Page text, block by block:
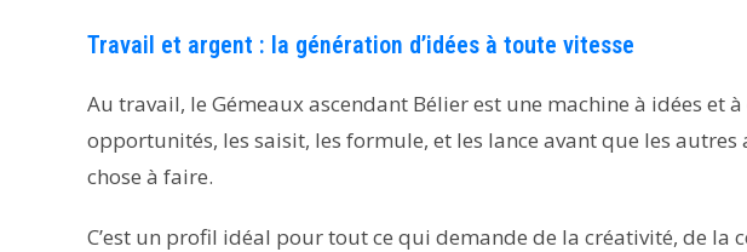
Travail et argent : la génération d’idées à toute vitesse
Au travail, le Gémeaux ascendant Bélier est une machine à idées et
opportunités, les saisit, les formule, et les lance avant que les
chose à faire.
C’est un profil idéal pour tout ce qui demande de la créativité, de la